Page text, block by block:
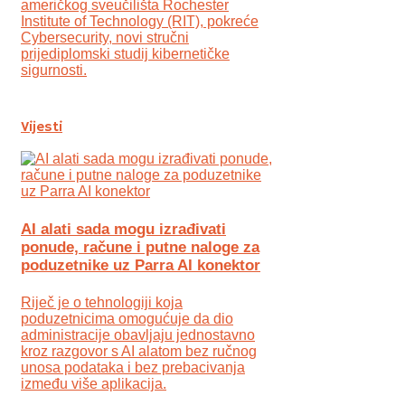
američkog sveučilišta Rochester
Institute of Technology (RIT), pokreće
Cybersecurity, novi stručni
prijediplomski studij kibernetičke
sigurnosti.
Vijesti
AI alati sada mogu izrađivati
ponude, račune i putne naloge za
poduzetnike uz Parra AI konektor
Riječ je o tehnologiji koja
poduzetnicima omogućuje da dio
administracije obavljaju jednostavno
kroz razgovor s AI alatom bez ručnog
unosa podataka i bez prebacivanja
između više aplikacija.